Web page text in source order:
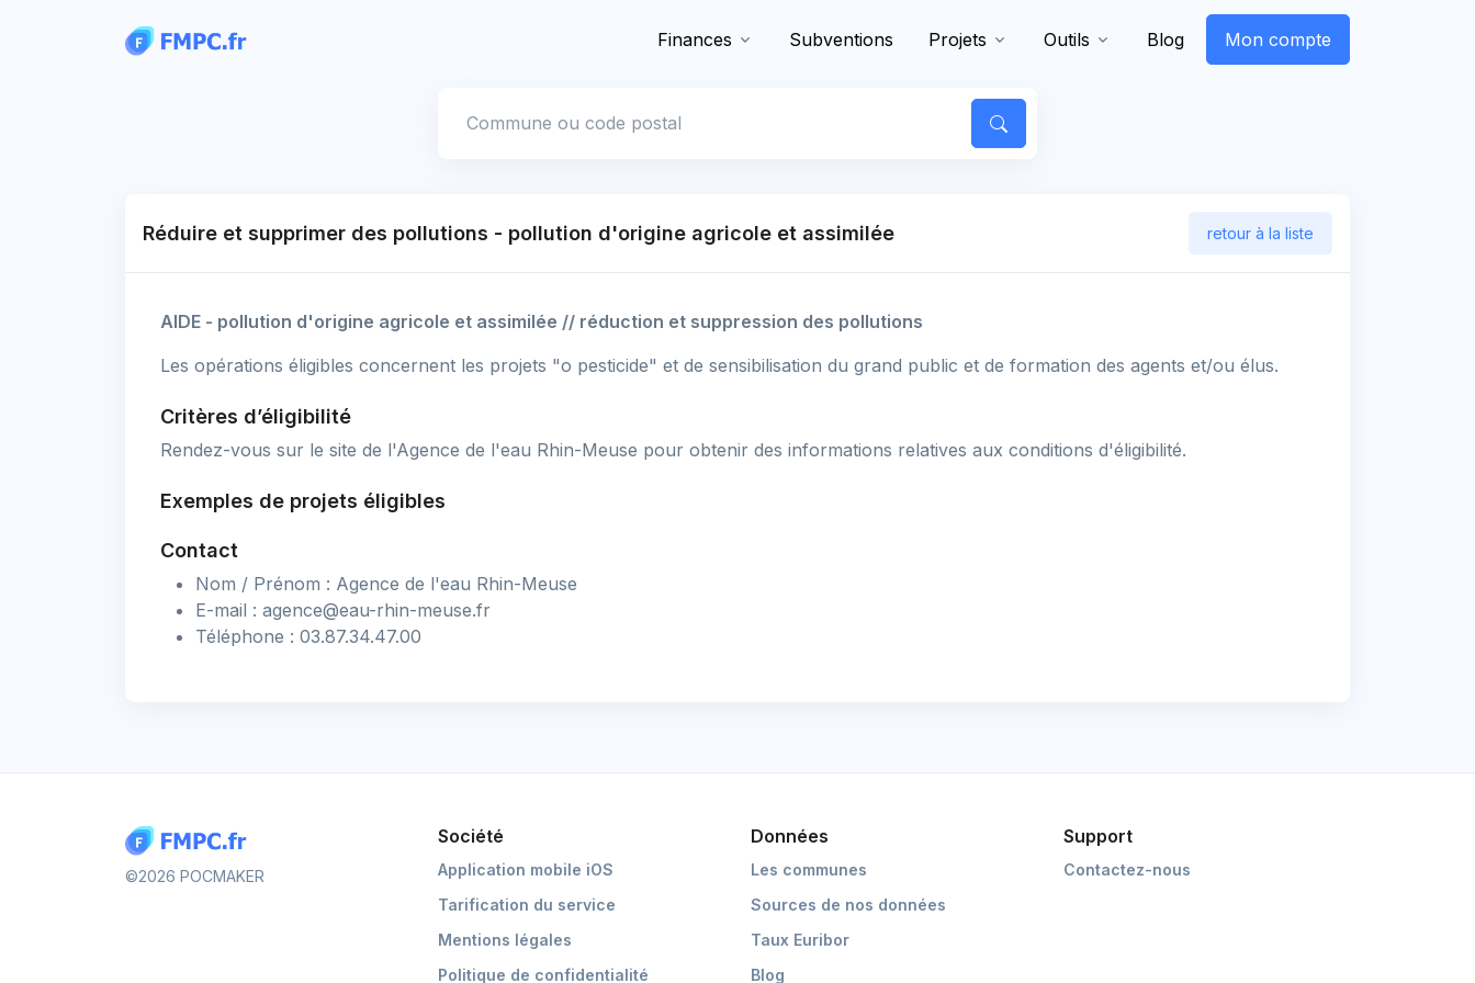
Finances Subventions Projets Outils Blog Mon compte
Réduire et supprimer des pollutions - pollution d'origine agricole et assimilée retour à la liste
AIDE - pollution d'origine agricole et assimilée // réduction et suppression des pollutions
Les opérations éligibles concernent les projets "o pesticide" et de sensibilisation du grand public et de formation des agents et/ou élus.
Critères d’éligibilité
Rendez-vous sur le site de l'Agence de l'eau Rhin-Meuse pour obtenir des informations relatives aux conditions d'éligibilité.
Exemples de projets éligibles
Contact
Nom / Prénom : Agence de l'eau Rhin-Meuse
E-mail : agence@eau-rhin-meuse.fr
Téléphone : 03.87.34.47.00
Société
Application mobile iOS
Tarification du service
Mentions légales
Politique de confidentialité
Données
Les communes
Sources de nos données
Taux Euribor
Blog
Support
Contactez-nous
©2026 POCMAKER